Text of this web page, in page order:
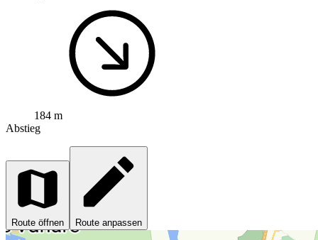
184 m
Abstieg
Route öffnen Route anpassen